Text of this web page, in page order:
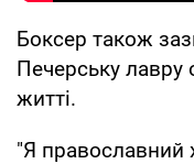
Боксер також
Печерську
житті.
"Я православний